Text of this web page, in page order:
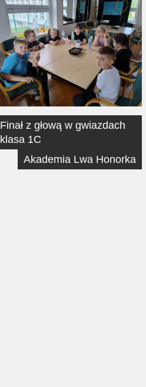
Nawigacja
wpisu
Finał z głową w gwiazdach
klasa 1C
Akademia Lwa Honorka